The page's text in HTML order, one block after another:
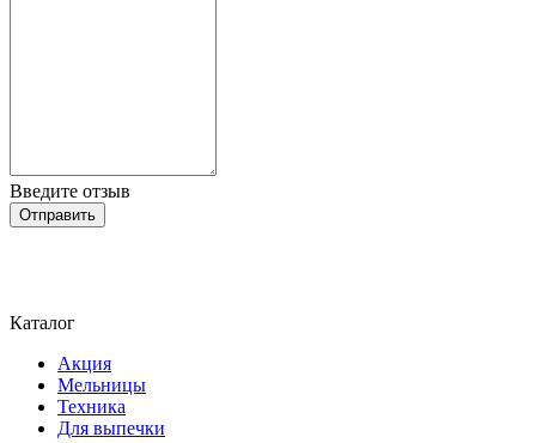
Введите отзыв
Отправить
Каталог
Акция
Мельницы
Техника
Для выпечки